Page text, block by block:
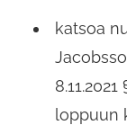
katsoa
loppuun